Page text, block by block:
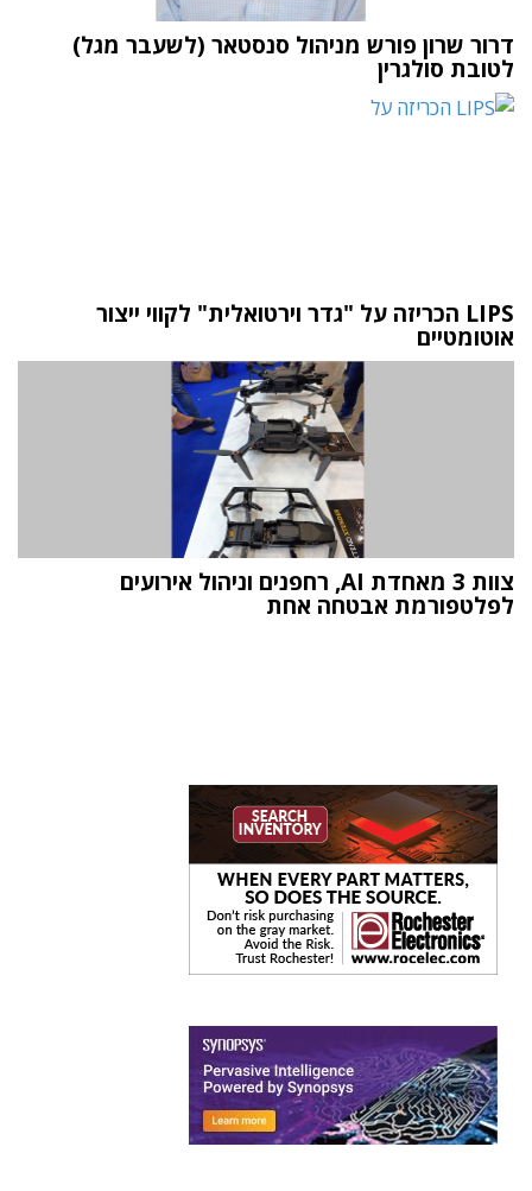
דרור שרון פורש מניהול סנסטאר (לשעבר מגל)
לטובת סולגרין
LIPS הכריזה על "גדר וירטואלית" לקווי ייצור
אוטומטיים
צוות 3 מאחדת AI, רחפנים וניהול אירועים
לפלטפורמת אבטחה אחת